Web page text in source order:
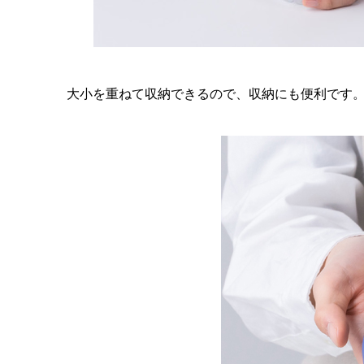
大小を重ねて収納できるので、収納にも便利です